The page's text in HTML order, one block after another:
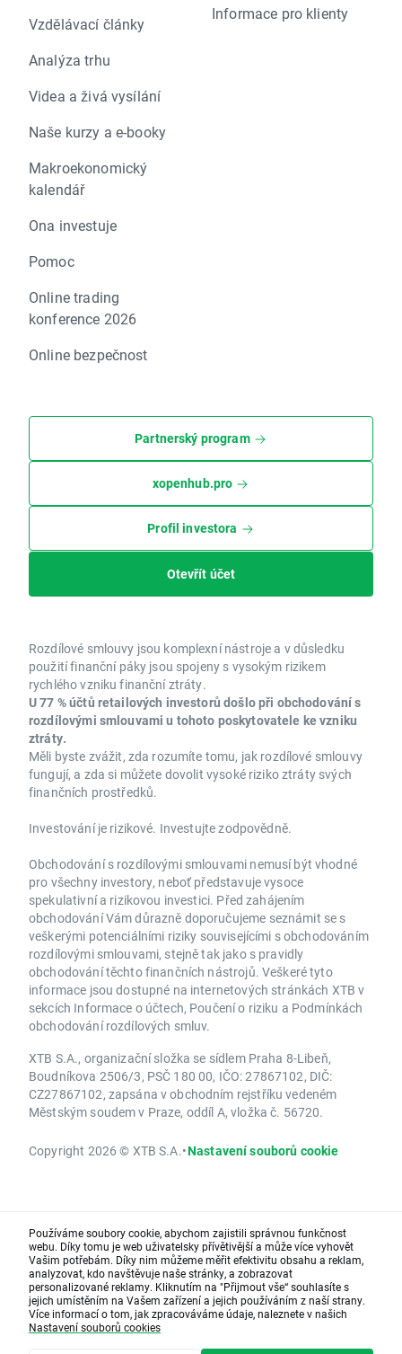
Vzdělávací články
Analýza trhu
Videa a živá vysílání
Naše kurzy a e-booky
Makroekonomický
kalendář
Ona investuje
Pomoc
Online trading
konference 2026
Online bezpečnost
Informace pro klienty
Partnerský program
xopenhub.pro
Profil investora
Otevřít účet
Rozdílové smlouvy jsou komplexní nástroje a v důsledku
použití finanční páky jsou spojeny s vysokým rizikem
rychlého vzniku finanční ztráty.
U 77 % účtů retailových investorů došlo při obchodování s
rozdílovými smlouvami u tohoto poskytovatele ke vzniku
ztráty.
Měli byste zvážit, zda rozumíte tomu, jak rozdílové smlouvy
fungují, a zda si můžete dovolit vysoké riziko ztráty svých
finančních prostředků.
Investování je rizikové. Investujte zodpovědně.
Obchodování s rozdílovými smlouvami nemusí být vhodné
pro všechny investory, neboť představuje vysoce
spekulativní a rizikovou investici. Před zahájením
obchodování Vám důrazně doporučujeme seznámit se s
veškerými potenciálními riziky souvisejícími s obchodováním
rozdílovými smlouvami, stejně tak jako s pravidly
obchodování těchto finančních nástrojů. Veškeré tyto
informace jsou dostupné na internetových stránkách XTB v
sekcích Informace o účtech, Poučení o riziku a Podmínkách
obchodování rozdílových smluv.
XTB S.A., organizační složka se sídlem Praha 8-Libeň,
Boudníkova 2506/3, PSČ 180 00, IČO: 27867102, DIČ:
CZ27867102, zapsána v obchodním rejstříku vedeném
Městským soudem v Praze, oddíl A, vložka č. 56720.
Copyright 2026 © XTB S.A.•Nastavení souborů cookie
Používáme soubory cookie, abychom zajistili správnou funkčnost
webu. Díky tomu je web uživatelsky přívětivější a může více vyhovět
Vašim potřebám. Díky nim můžeme měřit efektivitu obsahu a reklam,
analyzovat, kdo navštěvuje naše stránky, a zobrazovat
personalizované reklamy. Kliknutím na "Přijmout vše“ souhlasíte s
jejich umístěním na Vašem zařízení a jejich používáním z naší strany.
Více informací o tom, jak zpracováváme údaje, naleznete v našich
Nastavení souborů cookies